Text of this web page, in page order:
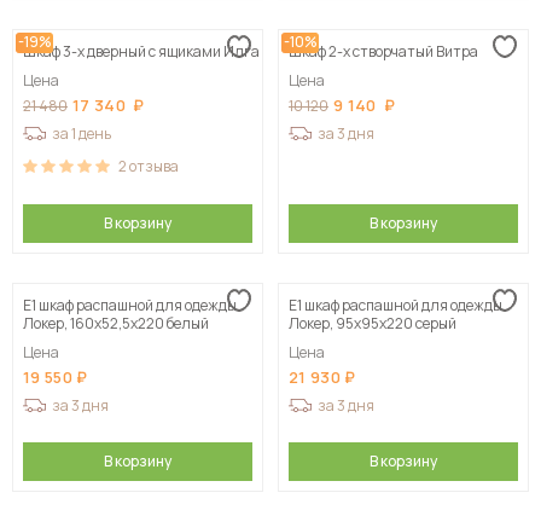
-19%
Шкаф 3-х дверный с ящиками Илга
Цена
21 480 17 340
за 1 день
2отзыва
В корзину
-10%
Шкаф 2-х створчатый Витра
Цена
10 120 9 140
за 3 дня
В корзину
Е1 шкаф распашной для одежды
Локер, 160х52,5х220 белый
Цена
19 550
за 3 дня
В корзину
Е1 шкаф распашной для одежды
Локер, 95х95х220 серый
Цена
21 930
за 3 дня
В корзину